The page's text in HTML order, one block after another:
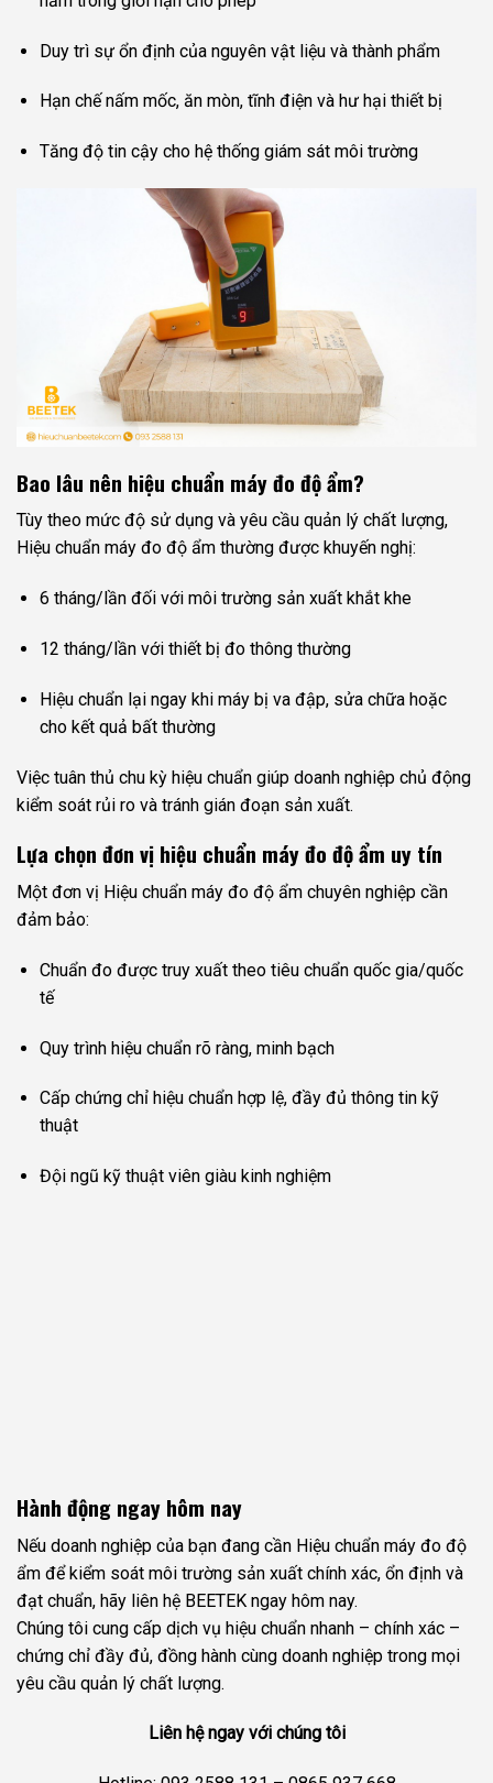
Duy trì sự ổn định của nguyên vật liệu và thành phẩm
Hạn chế nấm mốc, ăn mòn, tĩnh điện và hư hại thiết bị
Tăng độ tin cậy cho hệ thống giám sát môi trường
Bao lâu nên hiệu chuẩn máy đo độ ẩm?
Tùy theo mức độ sử dụng và yêu cầu quản lý chất lượng,
Hiệu chuẩn máy đo độ ẩm thường được khuyến nghị:
6 tháng/lần đối với môi trường sản xuất khắt khe
12 tháng/lần với thiết bị đo thông thường
Hiệu chuẩn lại ngay khi máy bị va đập, sửa chữa hoặc
cho kết quả bất thường
Việc tuân thủ chu kỳ hiệu chuẩn giúp doanh nghiệp chủ động
kiểm soát rủi ro và tránh gián đoạn sản xuất.
Lựa chọn đơn vị hiệu chuẩn máy đo độ ẩm uy tín
Một đơn vị Hiệu chuẩn máy đo độ ẩm chuyên nghiệp cần
đảm bảo:
Chuẩn đo được truy xuất theo tiêu chuẩn quốc gia/quốc
tế
Quy trình hiệu chuẩn rõ ràng, minh bạch
Cấp chứng chỉ hiệu chuẩn hợp lệ, đầy đủ thông tin kỹ
thuật
Đội ngũ kỹ thuật viên giàu kinh nghiệm
Hành động ngay hôm nay
Nếu doanh nghiệp của bạn đang cần Hiệu chuẩn máy đo độ
ẩm để kiểm soát môi trường sản xuất chính xác, ổn định và
đạt chuẩn, hãy liên hệ BEETEK ngay hôm nay.
Chúng tôi cung cấp dịch vụ hiệu chuẩn nhanh – chính xác –
chứng chỉ đầy đủ, đồng hành cùng doanh nghiệp trong mọi
yêu cầu quản lý chất lượng.
Liên hệ ngay với chúng tôi